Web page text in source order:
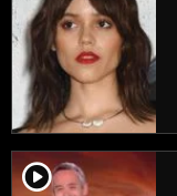
player2